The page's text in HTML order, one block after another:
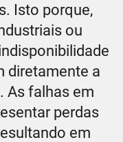
Isto porque,
ou
diretamente a
As falhas em
perdas
em